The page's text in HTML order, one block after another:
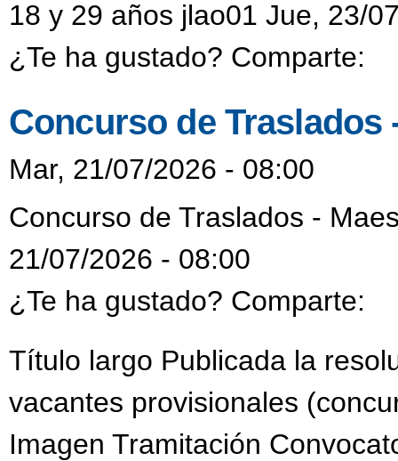
18 y 29 años jlao01 Jue, 23/
¿Te ha gustado? Comparte:
Concurso de Traslados
Mar, 21/07/2026 - 08:00
Concurso de Traslados -
21/07/2026 - 08:00
¿Te ha gustado? Comparte:
Título largo Publicada la
vacantes provisionales
Imagen Tramitación